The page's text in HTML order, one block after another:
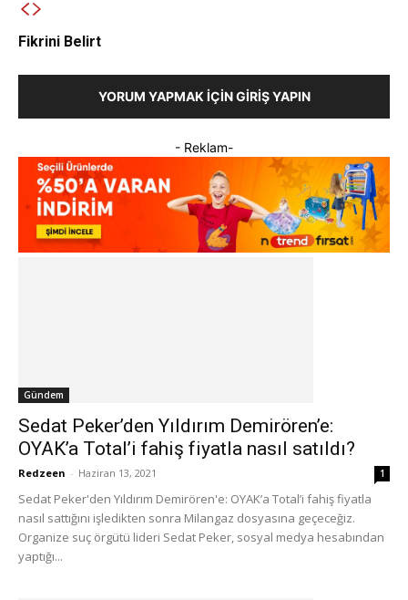
Fikrini Belirt
YORUM YAPMAK İÇIN GIRIŞ YAPIN
- Reklam-
Gündem
Sedat Peker’den Yıldırım Demirören’e:
OYAK’a Total’i fahiş fiyatla nasıl satıldı?
Redzeen - Haziran 13, 2021 1
Sedat Peker'den Yıldırım Demirören'e: OYAK’a Total’i fahiş fiyatla
nasıl sattığını işledikten sonra Milangaz dosyasına geçeceğiz.
Organize suç örgütü lideri Sedat Peker, sosyal medya hesabından
yaptığı...